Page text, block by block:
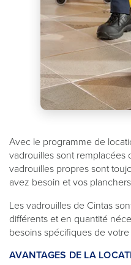
Avec le programme de
vadrouilles sont remplacées
vadrouilles propres sont
avez besoin et vos
Les vadrouilles de Cintas
différents et en quantité
besoins spécifiques de
AVANTAGES DE LA